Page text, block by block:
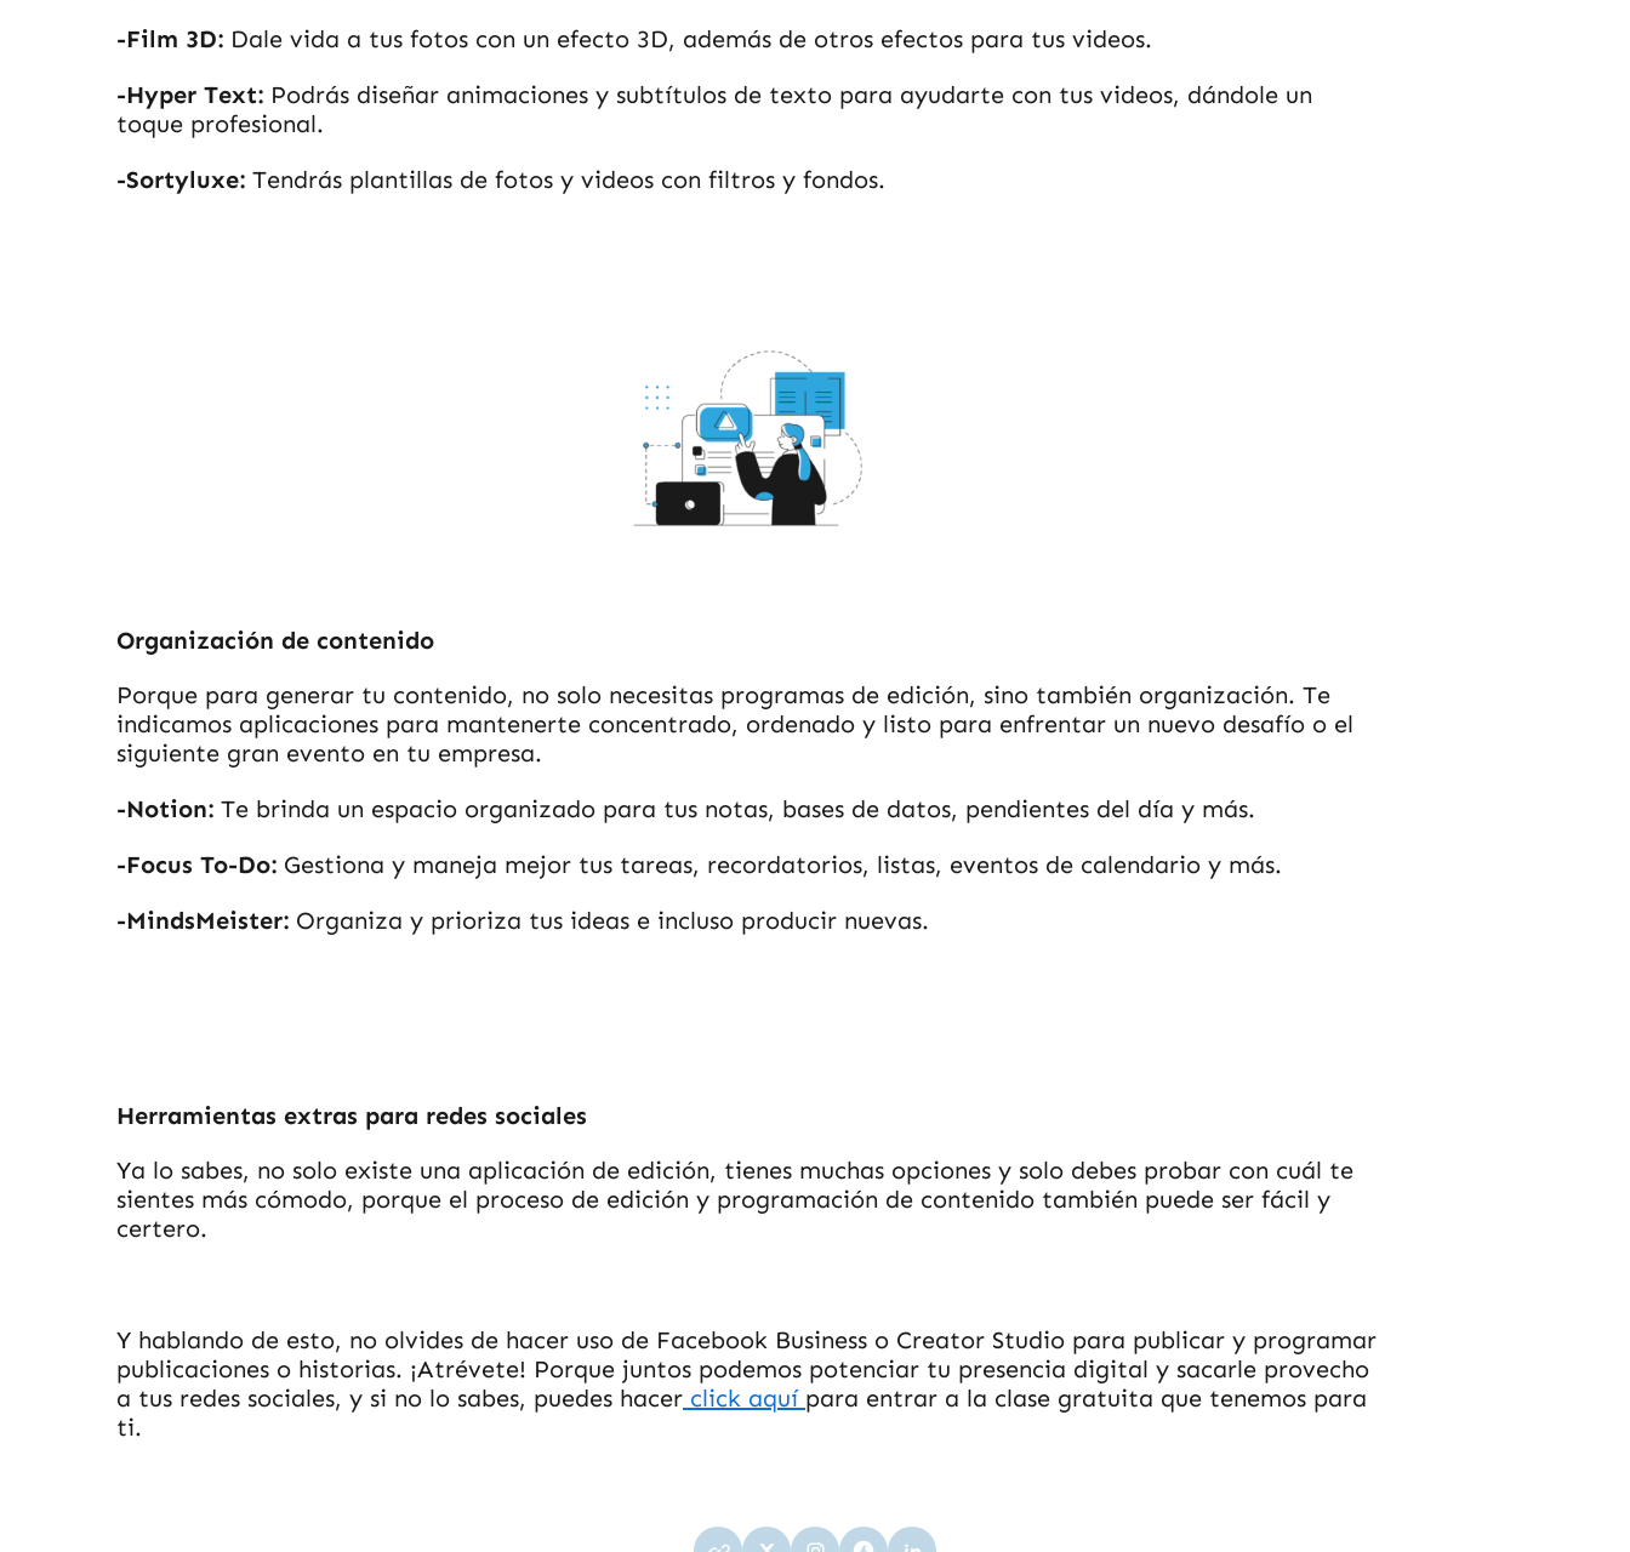
-Film 3D: Dale vida a tus fotos con un efecto 3D, además de otros efectos para tus videos.
-Hyper Text: Podrás diseñar animaciones y subtítulos de texto para ayudarte con tus videos, dándole un
toque profesional.
-Sortyluxe: Tendrás plantillas de fotos y videos con filtros y fondos.
Organización de contenido
Porque para generar tu contenido, no solo necesitas programas de edición, sino también organización. Te
indicamos aplicaciones para mantenerte concentrado, ordenado y listo para enfrentar un nuevo desafío o el
siguiente gran evento en tu empresa.
-Notion: Te brinda un espacio organizado para tus notas, bases de datos, pendientes del día y más.
-Focus To-Do: Gestiona y maneja mejor tus tareas, recordatorios, listas, eventos de calendario y más.
-MindsMeister: Organiza y prioriza tus ideas e incluso producir nuevas.
Herramientas extras para redes sociales
Ya lo sabes, no solo existe una aplicación de edición, tienes muchas opciones y solo debes probar con cuál te
sientes más cómodo, porque el proceso de edición y programación de contenido también puede ser fácil y
certero.
Y hablando de esto, no olvides de hacer uso de Facebook Business o Creator Studio para publicar y programar
publicaciones o historias. ¡Atrévete! Porque juntos podemos potenciar tu presencia digital y sacarle provecho
a tus redes sociales, y si no lo sabes, puedes hacer click aquí para entrar a la clase gratuita que tenemos para
ti.